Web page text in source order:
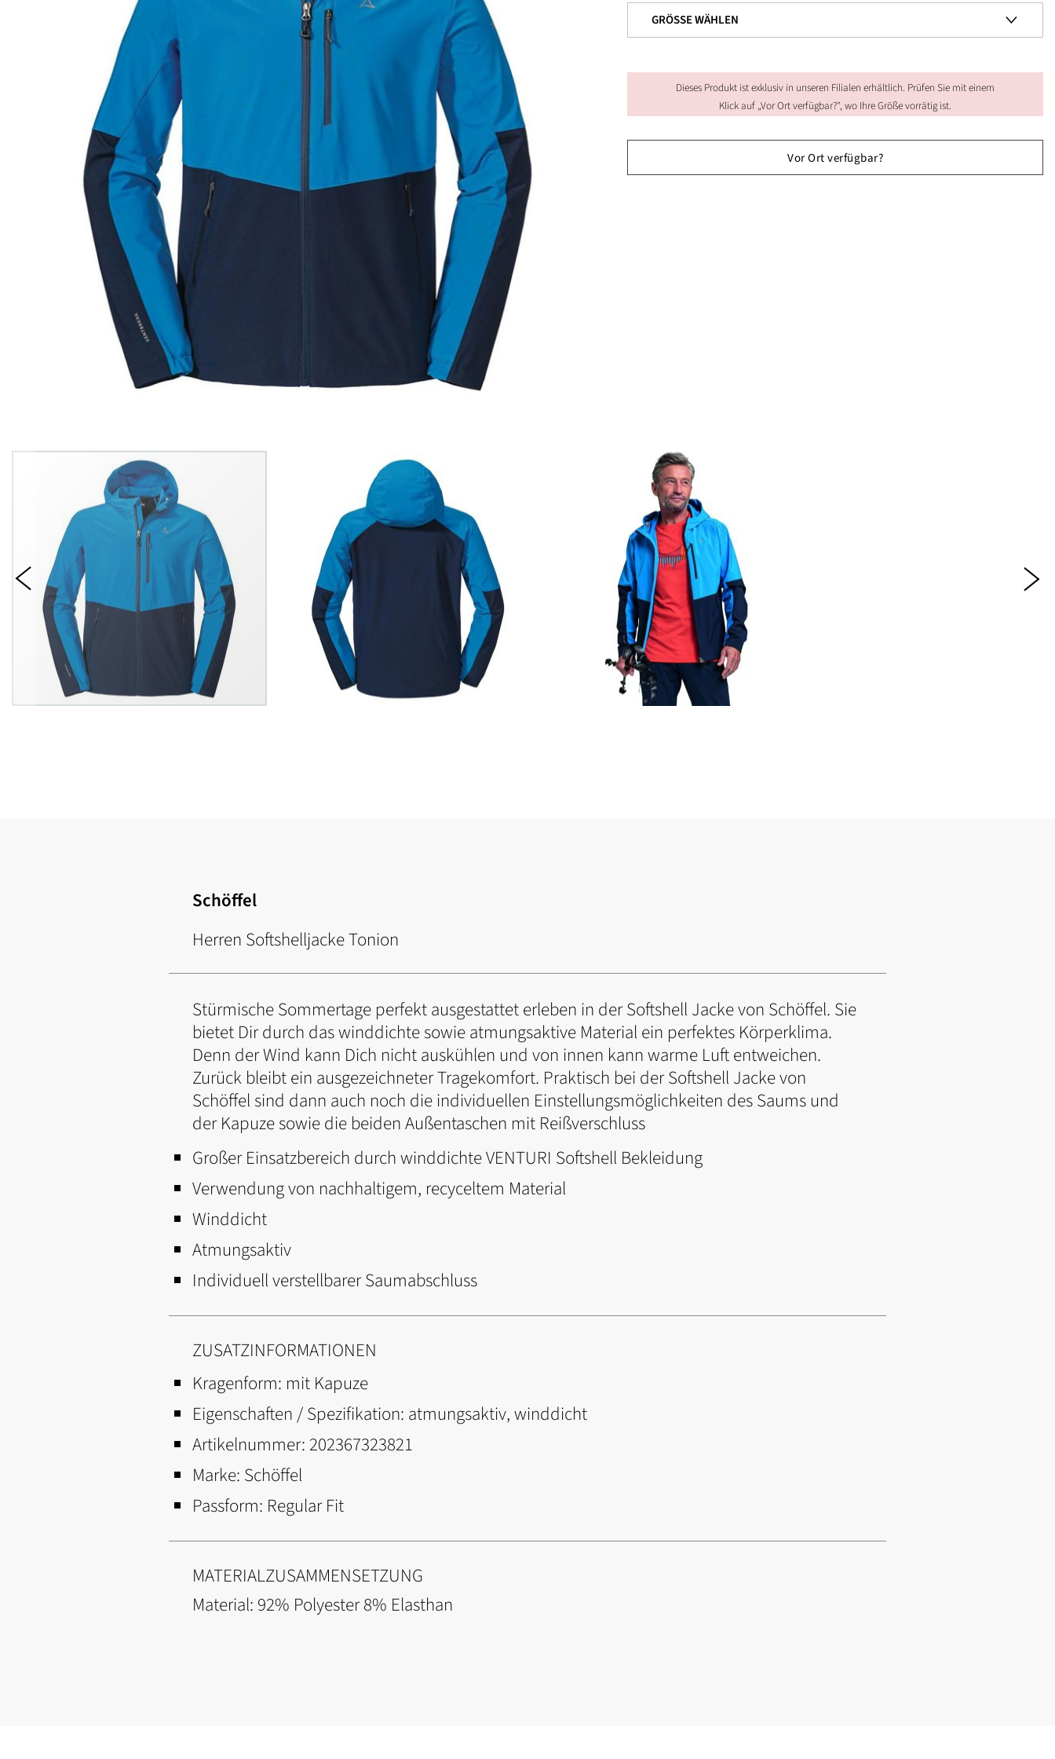
Dieses Produkt ist exklusiv in unseren Filialen erhältlich. Prüfen Sie mit einem
Klick auf „Vor Ort verfügbar?", wo Ihre Größe vorrätig ist.
Vor Ort verfügbar?
Schöffel
Herren Softshelljacke Tonion
Stürmische Sommertage perfekt ausgestattet erleben in der Softshell Jacke von Schöffel. Sie
bietet Dir durch das winddichte sowie atmungsaktive Material ein perfektes Körperklima.
Denn der Wind kann Dich nicht auskühlen und von innen kann warme Luft entweichen.
Zurück bleibt ein ausgezeichneter Tragekomfort. Praktisch bei der Softshell Jacke von
Schöffel sind dann auch noch die individuellen Einstellungsmöglichkeiten des Saums und
der Kapuze sowie die beiden Außentaschen mit Reißverschluss
Großer Einsatzbereich durch winddichte VENTURI Softshell Bekleidung
Verwendung von nachhaltigem, recyceltem Material
Winddicht
Atmungsaktiv
Individuell verstellbarer Saumabschluss
ZUSATZINFORMATIONEN
Kragenform: mit Kapuze
Eigenschaften / Spezifikation: atmungsaktiv, winddicht
Artikelnummer: 202367323821
Marke: Schöffel
Passform: Regular Fit
MATERIALZUSAMMENSETZUNG
Material: 92% Polyester 8% Elasthan